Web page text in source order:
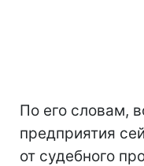
По его словам,
предприятия
от судебного